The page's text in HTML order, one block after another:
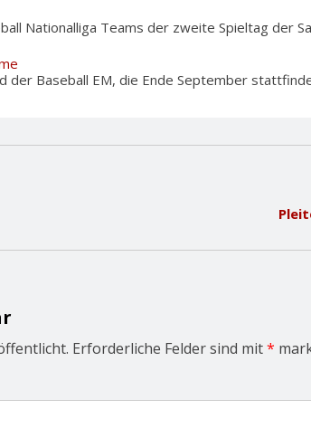
Nationalliga Teams der zweite Spieltag der
der Baseball EM, die Ende September
Erforderliche Felder sind mit*